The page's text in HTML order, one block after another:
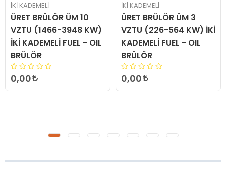
İKİ KADEMELİ
ÜRET BRÜLÖR ÜM 10
VZTU (1466-3948 KW)
İKİ KADEMELİ FUEL - OIL
BRÜLÖR
0,00
İKİ KADEMELİ
ÜRET BRÜLÖR ÜM 3
VZTU (226-564 KW) İKİ
KADEMELİ FUEL - OIL
BRÜLÖR
0,00